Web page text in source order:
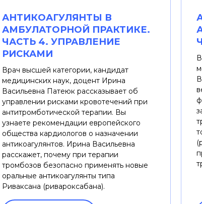
АНТИКОАГУЛЯНТЫ В
АМБУЛАТОРНОЙ ПРАКТИКЕ.
ЧАСТЬ 4. УПРАВЛЕНИЕ
РИСКАМИ
Врач высшей категории, кандидат
медицинских наук, доцент Ирина
Васильевна Патеюк рассказывает об
управлении рисками кровотечений при
антитромботической терапии. Вы
узнаете рекомендации европейского
общества кардиологов о назначении
антикоагулянтов. Ирина Васильевна
расскажет, почему при терапии
тромбозов безопасно применять новые
оральные антикоагулянты типа
Риваксана (ривароксабана).